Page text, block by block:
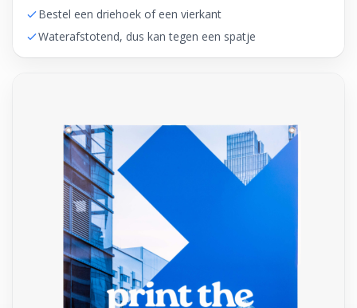
Bestel een driehoek of een vierkant
Waterafstotend, dus kan tegen een spatje